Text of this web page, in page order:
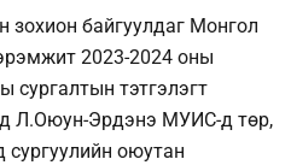
байгуулдаг Монгол
2023-2024 оны
сургалтын тэтгэлэгт
Л.Оюун-Эрдэнэ МУИС-д төр,
сургуулийн оюутан